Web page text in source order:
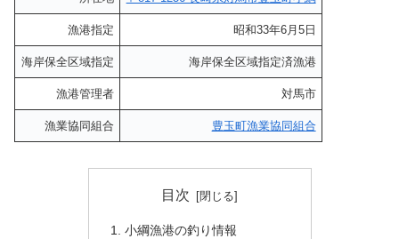
漁港指定 昭和33年6月5日
海岸保全区域指定 海岸保全区域指定済漁港
漁港管理者 対馬市
漁業協同組合 豊玉町漁業協同組合
目次
小綱漁港の釣り情報